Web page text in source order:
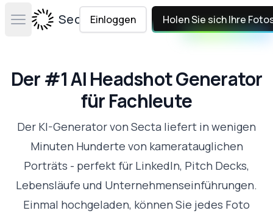
Open main menuSecta Labs
Einloggen Holen Sie sich Ihre
Der #1 AI Headshot Generator
für Fachleute
Der KI-Generator von Secta liefert in wenigen
Minuten Hunderte von kameratauglichen
Porträts - perfekt für LinkedIn, Pitch Decks,
Lebensläufe und Unternehmenseinführungen.
Einmal hochgeladen, können Sie jedes Foto